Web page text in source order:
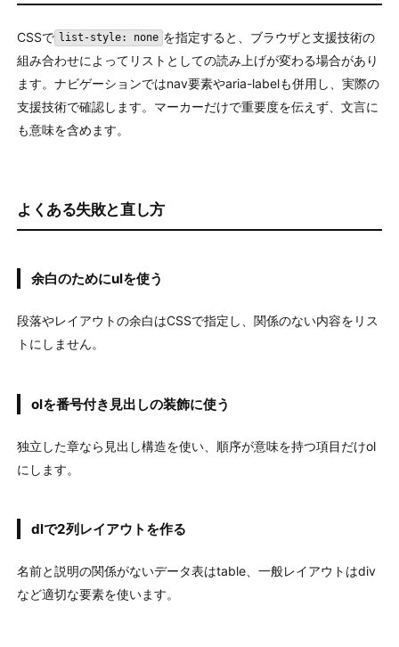
CSSで list-style: none を指定すると、ブラウザと支援技術の
組み合わせによってリストとしての読み上げが変わる場合があり
ます。ナビゲーションではnav要素やaria-labelも併用し、実際の
支援技術で確認します。マーカーだけで重要度を伝えず、文言に
も意味を含めます。
よくある失敗と直し方
余白のためにulを使う
段落やレイアウトの余白はCSSで指定し、関係のない内容をリス
トにしません。
olを番号付き見出しの装飾に使う
独立した章なら見出し構造を使い、順序が意味を持つ項目だけol
にします。
dlで2列レイアウトを作る
名前と説明の関係がないデータ表はtable、一般レイアウトはdiv
など適切な要素を使います。